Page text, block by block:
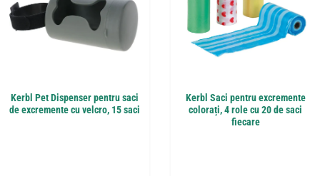
Kerbl Pet Dispenser pentru saci
de excremente cu velcro, 15 saci
Kerbl Saci pentru excremente
colorați, 4 role cu 20 de saci
fiecare